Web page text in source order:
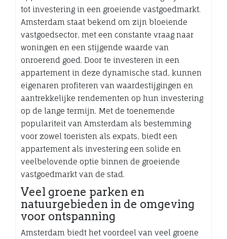
tot investering in een groeiende vastgoedmarkt.
Amsterdam staat bekend om zijn bloeiende
vastgoedsector, met een constante vraag naar
woningen en een stijgende waarde van
onroerend goed. Door te investeren in een
appartement in deze dynamische stad, kunnen
eigenaren profiteren van waardestijgingen en
aantrekkelijke rendementen op hun investering
op de lange termijn. Met de toenemende
populariteit van Amsterdam als bestemming
voor zowel toeristen als expats, biedt een
appartement als investering een solide en
veelbelovende optie binnen de groeiende
vastgoedmarkt van de stad.
Veel groene parken en
natuurgebieden in de omgeving
voor ontspanning
Amsterdam biedt het voordeel van veel groene